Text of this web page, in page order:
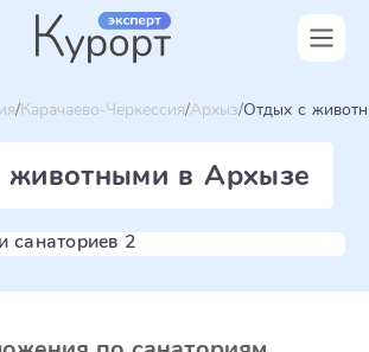
Карачаево-Черкессия Архыз Отдых c
в Архызе
санаториев 2